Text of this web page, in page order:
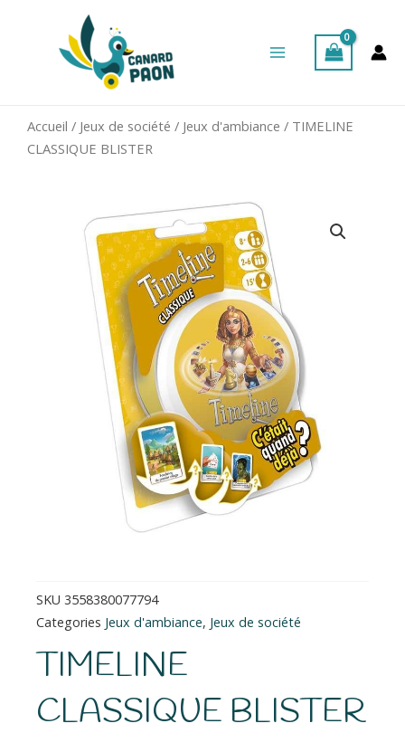
Menu
Accueil / Jeux de société / Jeux d'ambiance / TIMELINE
CLASSIQUE BLISTER
SKU 3558380077794
Categories Jeux d'ambiance, Jeux de société
TIMELINE
CLASSIQUE BLISTER